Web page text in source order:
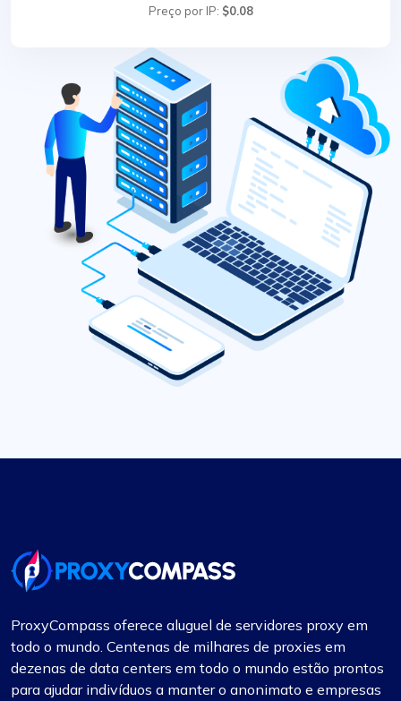
Preço por IP: $0.08
ProxyCompass oferece aluguel de servidores proxy em
todo o mundo. Centenas de milhares de proxies em
dezenas de data centers em todo o mundo estão prontos
para ajudar indivíduos a manter o anonimato e empresas